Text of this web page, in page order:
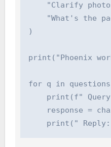
"Clarify
"What's the
)
print("Phoenix
for q in
print(f"
response =
print("